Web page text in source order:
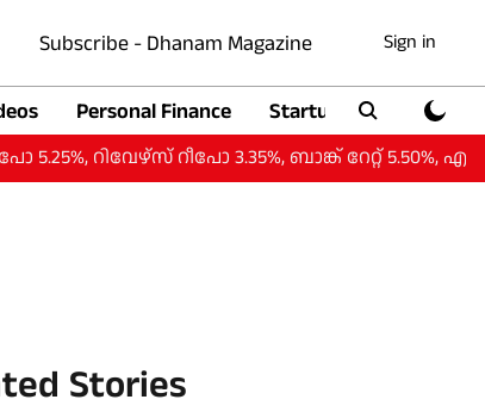
Subscribe - Dhanam Magazine Sign in
Personal Finance Startup
റിവേഴ്‌സ് റീപോ 3.35%, ബാങ്ക് റേറ്റ്
Stories